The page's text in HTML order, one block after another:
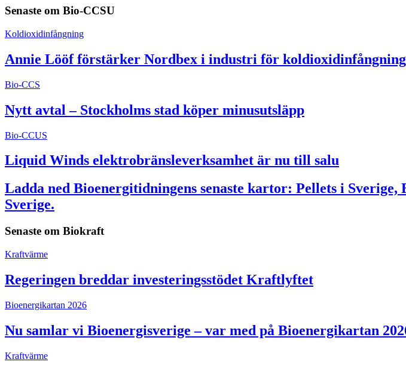
Senaste om Bio-CCSU
Koldioxidinfångning
Annie Lööf förstärker Nordbex i industri för koldioxidinfångning
Bio-CCS
Nytt avtal – Stockholms stad köper minusutsläpp
Bio-CCUS
Liquid Winds elektrobränsleverksamhet är nu till salu
Ladda ned Bioenergitidningens senaste kartor: Pellets i
Sverige.
Senaste om Biokraft
Kraftvärme
Regeringen breddar investeringsstödet Kraftlyftet
Bioenergikartan 2026
Nu samlar vi Bioenergisverige – var med på Bioenergikartan
Kraftvärme